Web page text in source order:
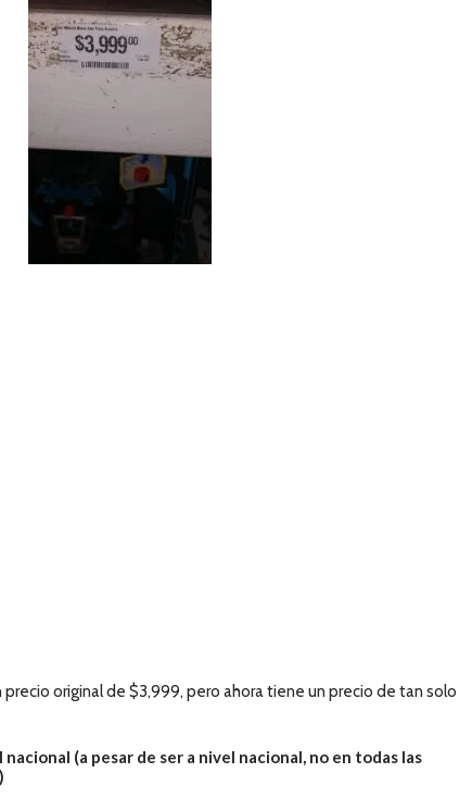
original de $3,999, pero ahora tiene un precio de tan solo
(a pesar de ser a nivel nacional, no en todas las